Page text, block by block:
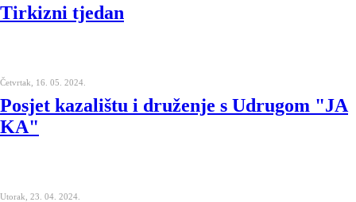
Tirkizni tjedan
Četvrtak, 16. 05. 2024.
Posjet kazalištu i druženje s Udrugom "JA
KA"
Utorak, 23. 04. 2024.